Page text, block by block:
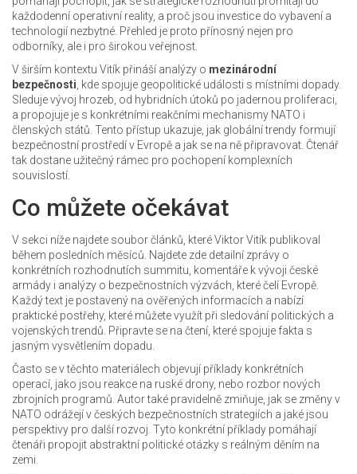
každodenní operativní reality, a proč jsou investice do vybavení a
technologií nezbytné. Přehled je proto přínosný nejen pro
odborníky, ale i pro širokou veřejnost.
V širším kontextu Vitík přináší analýzy o mezinárodní
bezpečnosti , kde spojuje geopolitické události s místními dopady.
Sleduje vývoj hrozeb, od hybridních útoků po jadernou proliferaci,
a propojuje je s konkrétními reakčními mechanismy NATO i
členských států. Tento přístup ukazuje, jak globální trendy formují
bezpečnostní prostředí v Evropě a jak se na ně připravovat. Čtenář
tak dostane užitečný rámec pro pochopení komplexních
souvislostí.
Co můžete očekávat
V sekci níže najdete soubor článků, které Viktor Vitík publikoval
během posledních měsíců. Najdete zde detailní zprávy o
konkrétních rozhodnutích summitu, komentáře k vývoji české
armády i analýzy o bezpečnostních výzvách, které čelí Evropě.
Každý text je postavený na ověřených informacích a nabízí
praktické postřehy, které můžete využít při sledování politických a
vojenských trendů. Připravte se na čtení, které spojuje fakta s
jasným vysvětlením dopadu.
Často se v těchto materiálech objevují příklady konkrétních
operací, jako jsou reakce na ruské drony, nebo rozbor nových
zbrojních programů. Autor také pravidelně zmiňuje, jak se změny v
NATO odrážejí v českých bezpečnostních strategiích a jaké jsou
perspektivy pro další rozvoj. Tyto konkrétní příklady pomáhají
čtenáři propojit abstraktní politické otázky s reálným děním na
zemi.